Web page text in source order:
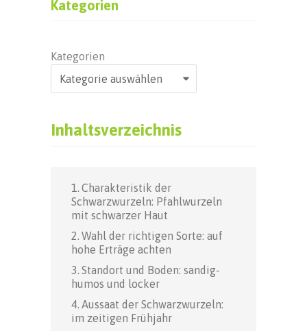
Kategorien
Kategorien
Inhaltsverzeichnis
Charakteristik der
Schwarzwurzeln: Pfahlwurzeln
mit schwarzer Haut
Wahl der richtigen Sorte: auf
hohe Erträge achten
Standort und Boden: sandig-
humos und locker
Aussaat der Schwarzwurzeln:
im zeitigen Frühjahr